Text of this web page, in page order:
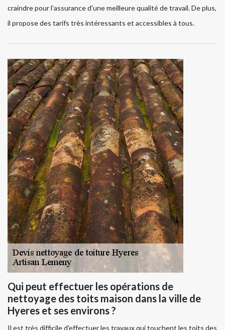
craindre pour l'assurance d'une meilleure qualité de travail. De plus,
il propose des tarifs très intéressants et accessibles à tous.
Qui peut effectuer les opérations de
nettoyage des toits maison dans la ville de
Hyeres et ses environs ?
Il est très difficile d'effectuer les travaux qui touchent les toits des